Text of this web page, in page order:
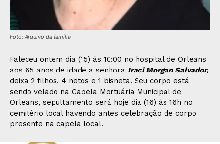
Foto: Arquivo da família
Faleceu ontem dia (15) ás 10:00 no hospital de Orleans
aos 65 anos de idade a senhora Iraci Morgan Salvador,
deixa 2 filhos, 4 netos e 1 bisneta. Seu corpo está
sendo velado na Capela Mortuária Municipal de
Orleans, sepultamento será hoje dia (16) ás 16h no
cemitério local havendo antes celebração de corpo
presente na capela local.